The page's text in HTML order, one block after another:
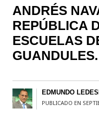
ANDRÉS
REPÚBLICA
ESCUELAS
GUANDULES.
EDMUNDO
PUBLICADO EN